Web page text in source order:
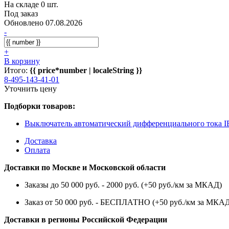
На складе 0 шт.
Под заказ
Обновлено 07.08.2026
-
+
В корзину
Итого: {{ price*number | localeString }}
8-495-143-41-01
Уточнить цену
Подборки товаров:
Выключатель автоматический дифференциального тока
Доставка
Оплата
Доставки по Москве и Московской области
Заказы до 50 000 руб. - 2000 руб. (+50 руб./км за МКАД)
Заказ от 50 000 руб. - БЕСПЛАТНО (+50 руб./км за
Доставки в регионы Российской Федерации